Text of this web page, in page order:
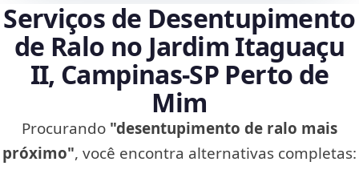
Serviços de Desentupimento
de Ralo no Jardim Itaguaçu
II, Campinas‑SP Perto de
Mim
Procurando "desentupimento de ralo mais
próximo", você encontra alternativas completas: